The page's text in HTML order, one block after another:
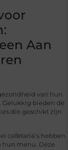
Aan
van hun
Gelukkig bieden de
die geschikt zijn
cafetaria’s hebben
hun menu. Deze